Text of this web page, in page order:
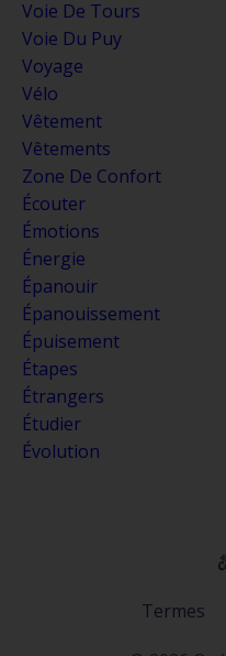
Voie De Tours
Voie Du Puy
Voyage
Vélo
Vêtement
Vêtements
Zone De Confort
Écouter
Émotions
Énergie
Épanouir
Épanouissement
Épuisement
Étapes
Étrangers
Étudier
Évolution
Termes